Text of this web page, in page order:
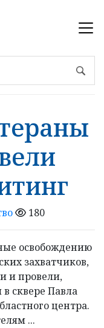
180
освобождению
захватчиков,
и провели,
сквере Павла
центра.
...